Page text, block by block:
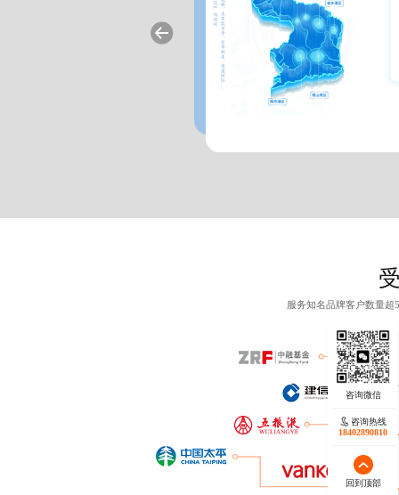
富有科技感的设计风格。整体色调以
业和创新，非常契合素质测评平台的
服务知名品牌客户数量超
咨询热线
17723342546
回到顶部
咨询热线
18402890810
回到顶部